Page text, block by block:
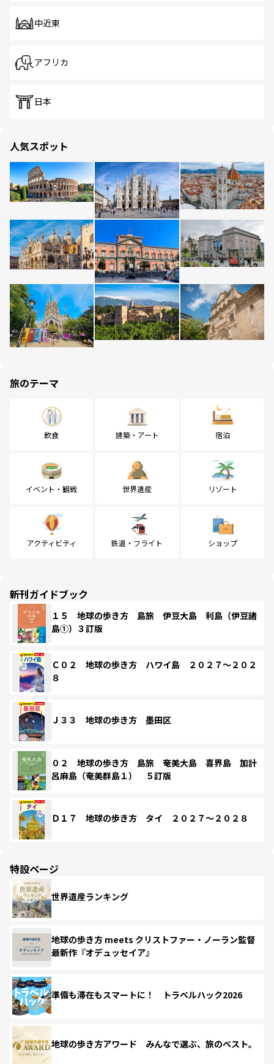
中近東
アフリカ
日本
人気スポット
旅のテーマ
飲食 建築・アート 宿泊
イベント・観戦 世界遺産 リゾート
アクティビティ 鉄道・フライト ショップ
新刊ガイドブック
１５ 地球の歩き方 島旅 伊豆大島 利島（伊豆諸
島①）３訂版
Ｃ０２ 地球の歩き方 ハワイ島 ２０２７～２０２
８
Ｊ３３ 地球の歩き方 墨田区
０２ 地球の歩き方 島旅 奄美大島 喜界島 加計
呂麻島（奄美群島１） ５訂版
Ｄ１７ 地球の歩き方 タイ ２０２７～２０２８
特設ページ
世界遺産ランキング
地球の歩き方 meets クリストファー・ノーラン監督
最新作『オデュッセイア』
準備も滞在もスマートに！ トラベルハック2026
地球の歩き方アワード みんなで選ぶ、旅のベスト。